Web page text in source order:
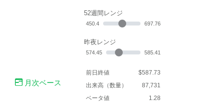
月次ベース
52週間レンジ
450.4 697.76
昨夜レンジ
574.45 585.41
前日終値
$587.73
出来高（数量）
87,731
ベータ値
1.28